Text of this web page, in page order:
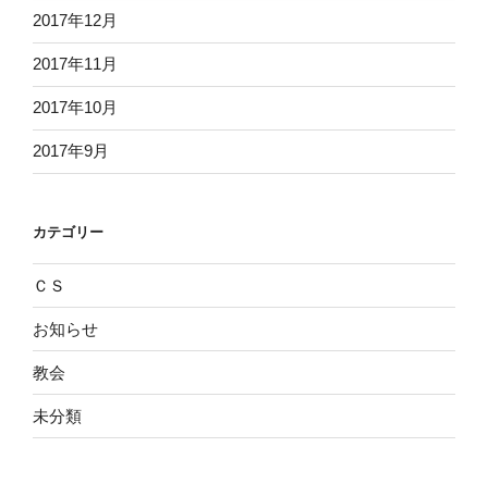
2017年12月
2017年11月
2017年10月
2017年9月
カテゴリー
ＣＳ
お知らせ
教会
未分類